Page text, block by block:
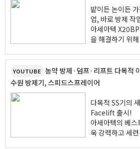
높여줍니다.
밭이든 논이든
업, 바로 방제 작
아세아텍
을 해결하기 위
X20BP는 성능
실용적인 방제
밭에서도 논에서
아세아텍 X20BP
을 시작해보세요.
YOUTUBE 농약 방제·덤프·리프트 다목적
수원 방제기, 스피드스프레이어
다목적 SS기의
Facelift 출시!
아세아텍의 베
욱 강력하고 세